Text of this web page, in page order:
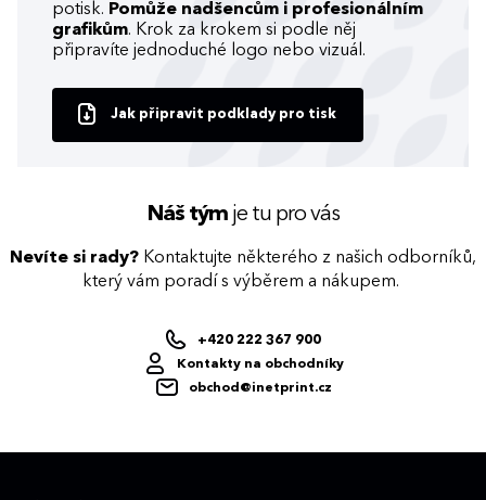
potisk. Pomůže nadšencům i profesionálním
grafikům. Krok za krokem si podle něj
připravíte jednoduché logo nebo vizuál.
Jak připravit podklady pro tisk
Náš týmje tu pro vás
Nevíte si rady? Kontaktujte některého z našich odborníků,
který vám poradí s výběrem a nákupem.
+420 222 367 900
Kontakty na obchodníky
obchod@inetprint.cz